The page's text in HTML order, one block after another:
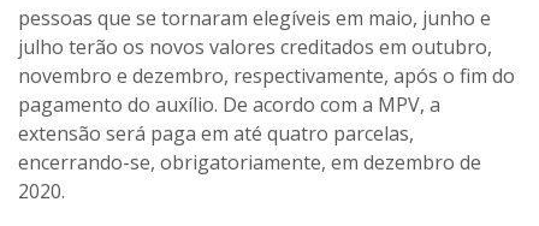
pessoas que se tornaram elegíveis em maio, junho e
julho terão os novos valores creditados em outubro,
novembro e dezembro, respectivamente, após o fim do
pagamento do auxílio. De acordo com a MPV, a
extensão será paga em até quatro parcelas,
encerrando-se, obrigatoriamente, em dezembro de
2020.